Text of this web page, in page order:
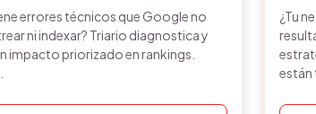
errores técnicos que Google no
ni indexar? Triario diagnostica y
impacto priorizado en rankings.
¿Tu
están